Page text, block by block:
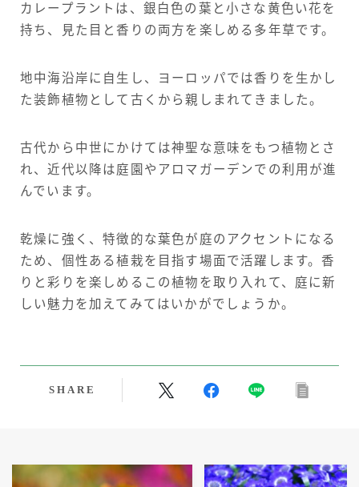
カレープラントは、銀白色の葉と小さな黄色い花を
持ち、見た目と香りの両方を楽しめる多年草です。
地中海沿岸に自生し、ヨーロッパでは香りを生かし
た装飾植物として古くから親しまれてきました。
古代から中世にかけては神聖な意味をもつ植物とさ
れ、近代以降は庭園やアロマガーデンでの利用が進
んでいます。
乾燥に強く、特徴的な葉色が庭のアクセントになる
ため、個性ある植栽を目指す場面で活躍します。香
りと彩りを楽しめるこの植物を取り入れて、庭に新
しい魅力を加えてみてはいかがでしょうか。
SHARE